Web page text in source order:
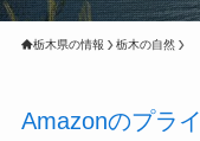
栃木県の情報 栃木の自然
Amazonのプラ